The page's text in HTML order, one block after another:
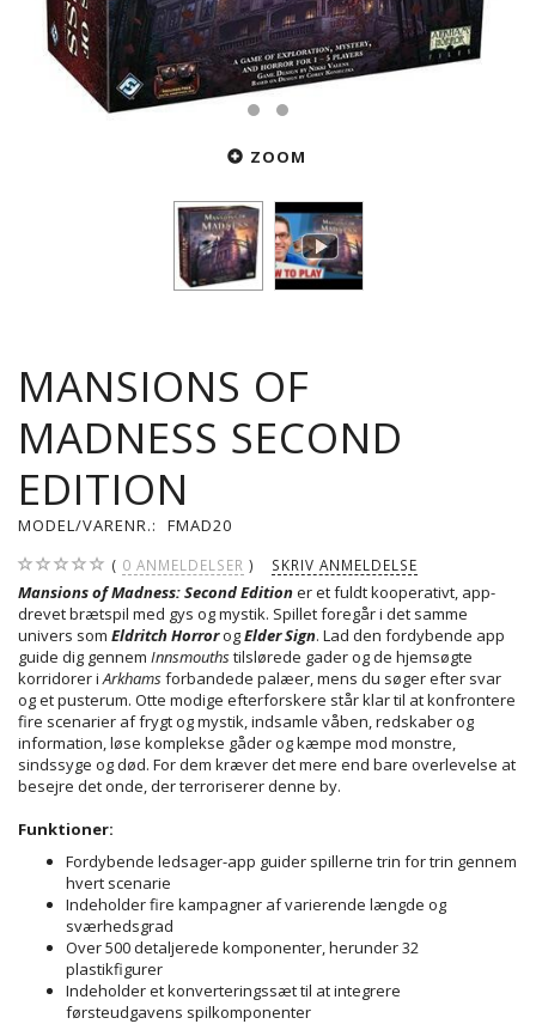
ZOOM
MANSIONS OF
MADNESS SECOND
EDITION
MODEL/VARENR.: FMAD20
0 ANMELDELSER SKRIV ANMELDELSE
Mansions of Madness: Second Editioner et fuldt kooperativt, app-
drevet brætspil med gys og mystik. Spillet foregår i det samme
univers som Eldritch HorrorogElder Sign. Lad den fordybende app
guide dig gennem Innsmouthstilslørede gader og de hjemsøgte
korridorer iArkhamsforbandede palæer, mens du søger efter svar
og et pusterum. Otte modige efterforskere står klar til at konfrontere
fire scenarier af frygt og mystik, indsamle våben, redskaber og
information, løse komplekse gåder og kæmpe mod monstre,
sindssyge og død. For dem kræver det mere end bare overlevelse at
besejre det onde, der terroriserer denne by.
Funktioner:
Fordybende ledsager-app guider spillerne trin for trin gennem
hvert scenarie
Indeholder fire kampagner af varierende længde og
sværhedsgrad
Over 500 detaljerede komponenter, herunder 32
plastikfigurer
Indeholder et konverteringssæt til at integrere
førsteudgavens spilkomponenter